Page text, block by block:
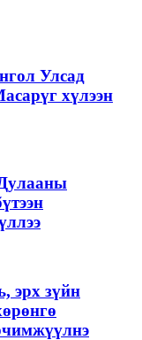
Улсад
хүлээн
эрх зүйн